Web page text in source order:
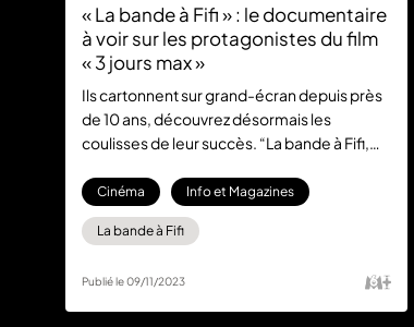
« La bande à Fifi » : le documentaire
à voir sur les protagonistes du film
« 3 jours max »
Ils cartonnent sur grand-écran depuis près
de 10 ans, découvrez désormais les
coulisses de leur succès. “La bande à Fifi,
disponible en intégralité avec 6play max !
Cinéma Info et Magazines
La bande à Fifi
Publié le 09/11/2023